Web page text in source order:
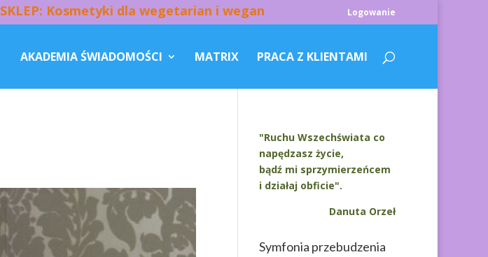
SKLEP: Kosmetyki dla wegetarian i wegan Logowanie
AKADEMIA ŚWIADOMOŚCI MATRIX PRACA Z KLIENTAMI
"Ruchu Wszechświata co
napędzasz życie,
bądź mi sprzymierzeńcem
i działaj obficie".
Danuta Orzeł
Symfonia przebudzenia